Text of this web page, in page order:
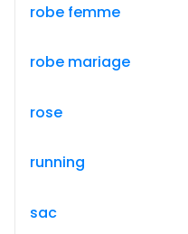
robe femme
robe mariage
rose
running
sac